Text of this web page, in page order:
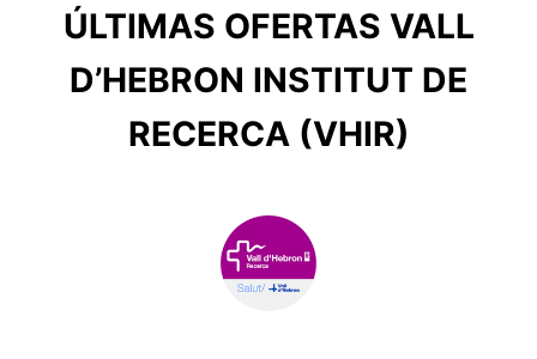
ÚLTIMAS OFERTAS VALL
D’HEBRON INSTITUT DE
RECERCA (VHIR)